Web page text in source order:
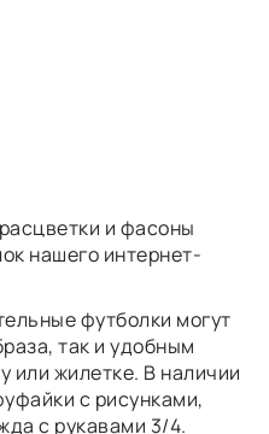
и фасоны
нашего интернет-
футболки могут
так и удобным
или жилетке. В наличии
с рисунками,
с рукавами 3/4.